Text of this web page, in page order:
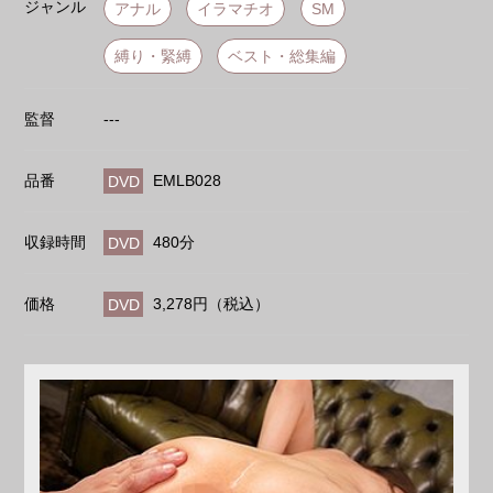
ジャンル アナル イラマチオ SM
縛り・緊縛 ベスト・総集編
監督 ---
品番 DVD EMLB028
収録時間 DVD 480分
価格 DVD 3,278円（税込）